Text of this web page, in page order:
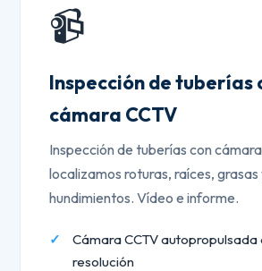
📹
Inspección de tuberías
cámara CCTV
Inspección de tuberías con
localizamos roturas, raíces, grasas
hundimientos. Vídeo e informe.
Cámara CCTV autopropulsada
resolución